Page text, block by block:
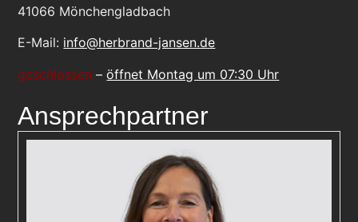
41066 Mönchengladbach
E-Mail: info@herbrand-jansen.de
geschlossen –öffnet Montag um 07:30 Uhr
Ansprechpartner